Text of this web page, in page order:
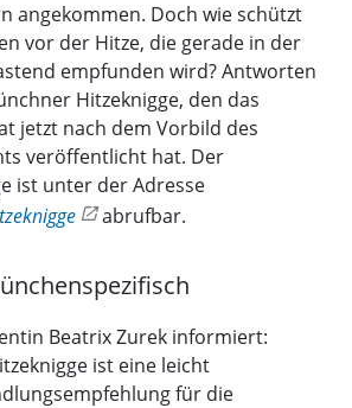
angekommen. Doch wie schützt
vor der Hitze, die gerade in der
empfunden wird? Antworten
Hitzeknigge, den das
jetzt nach dem Vorbild des
veröffentlicht hat. Der
ist unter der Adresse
abrufbar.
Beatrix Zurek informiert:
ist eine leicht
für die